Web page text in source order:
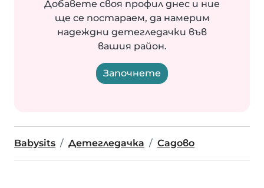
Добавете своя профил днес и ние
ще се постараем, да намерим
надеждни детегледачки във
вашия район.
Започнете
Babysits Детегледачка Садово